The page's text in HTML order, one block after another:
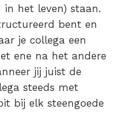
in het leven) staan.
bent en
je collega een
ene na het andere
jij juist de
steeds met
bij elk steengoede